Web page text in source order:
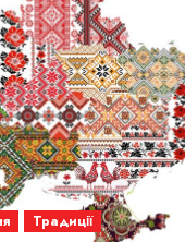
Традиції